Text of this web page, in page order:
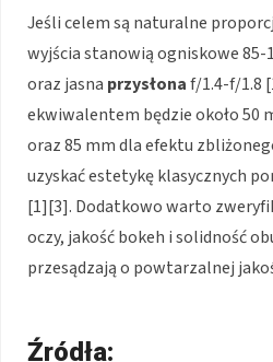
Jeśli celem są naturalne
wyjścia stanowią ogniskowe 85-
oraz jasna przysłonaf/1.4-f/1.8
ekwiwalentem będzie około 50
oraz 85 mm dla efektu
uzyskać estetykę klasycznych
[1][3]. Dodatkowo warto
oczy, jakość bokeh i solidność
przesądzają o powtarzalnej
Źródła: